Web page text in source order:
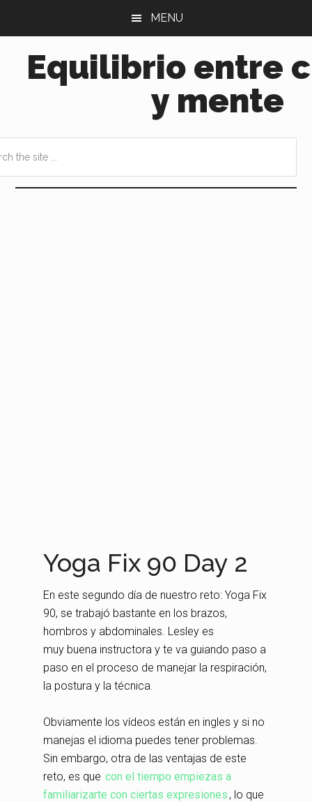
principal
lateral
MENU
Equilibrio entre
y mente
Yoga Fix 90 Day 2
En este segundo día de nuestro reto: Yoga Fix
90, se trabajó bastante en los brazos,
hombros y abdominales. Lesley es
muy buena instructora y te va guiando paso a
paso en el proceso de manejar la respiración,
la postura y la técnica.
Obviamente los vídeos están en ingles y si no
manejas el idioma puedes tener problemas.
Sin embargo, otra de las ventajas de este
reto, es que con el tiempo empiezas a
familiarizarte con ciertas expresiones , lo que